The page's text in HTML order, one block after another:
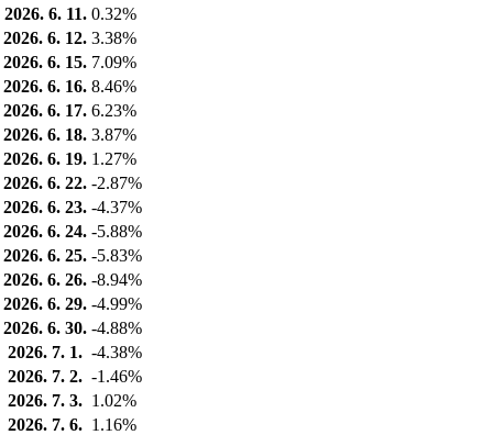
2026. 6. 11. 0.32%
2026. 6. 12. 3.38%
2026. 6. 15. 7.09%
2026. 6. 16. 8.46%
2026. 6. 17. 6.23%
2026. 6. 18. 3.87%
2026. 6. 19. 1.27%
2026. 6. 22. -2.87%
2026. 6. 23. -4.37%
2026. 6. 24. -5.88%
2026. 6. 25. -5.83%
2026. 6. 26. -8.94%
2026. 6. 29. -4.99%
2026. 6. 30. -4.88%
2026. 7. 1. -4.38%
2026. 7. 2. -1.46%
2026. 7. 3. 1.02%
2026. 7. 6. 1.16%